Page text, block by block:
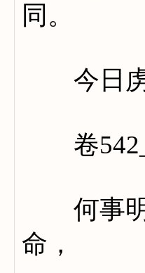
同。
今日虏
卷
何事明
命，